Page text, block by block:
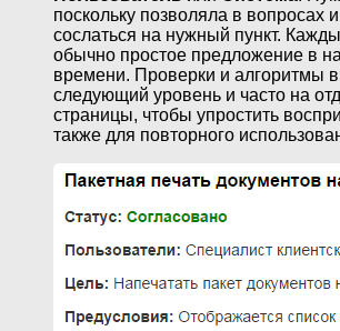
поскольку позволяла в вопросах
сослаться на нужный пункт.
обычно простое предложение в
времени. Проверки и алгоритмы
следующий уровень и часто на
страницы, чтобы упростить
также для повторного